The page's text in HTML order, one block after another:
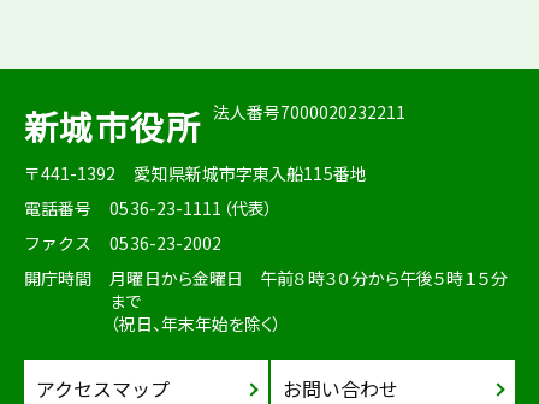
新城市役所 法人番号7000020232211
〒441-1392
愛知県新城市字東入船115番地
電話番号
0536-23-1111（代表）
ファクス
0536-23-2002
開庁時間
月曜日から金曜日 午前８時３０分から午後５時１５分
まで
（祝日、年末年始を除く）
アクセスマップ お問い合わせ